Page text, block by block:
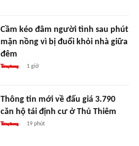
Cầm kéo đâm người tình sau phút
mặn nồng vì bị đuổi khỏi nhà giữa
đêm
1 giờ
Thông tin mới về đấu giá 3.790
căn hộ tái định cư ở Thủ Thiêm
19 phút